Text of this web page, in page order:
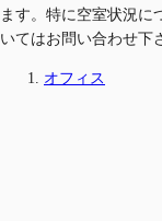
ます。特に空室状況に
いてはお問い合わせ下
オフィス